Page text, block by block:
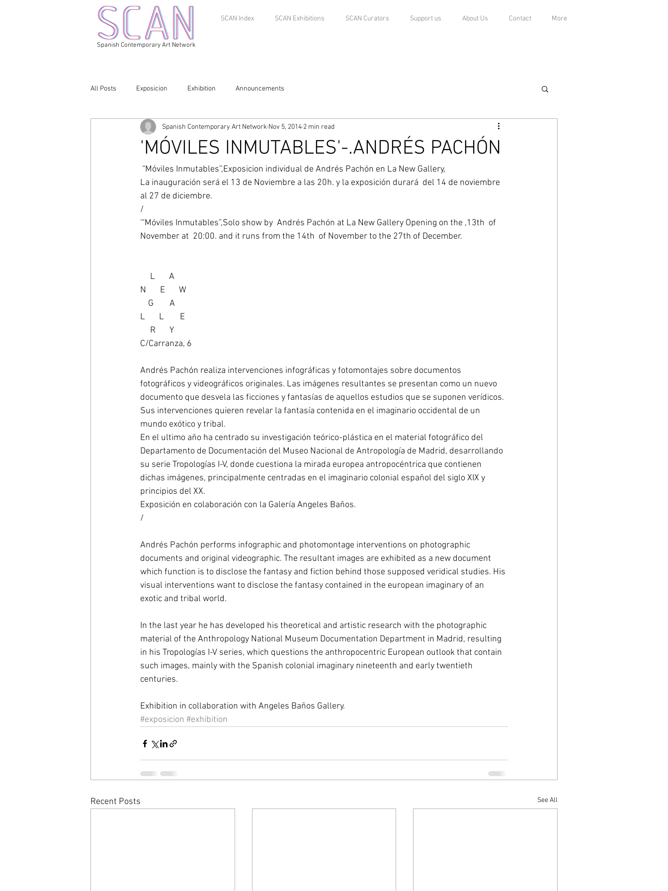
SCAN Index SCAN Exhibitions SCAN Curators Support us About Us Contact More
Spanish Contemporary Art Network
All Posts Exposicion Exhibition Announcements
'MÓVILES INMUTABLES'-.ANDRÉS PACHÓN
Spanish Contemporary Art Network Nov 5, 2014 2 min read
“Móviles Inmutables”,Exposicion individual de Andrés Pachón en La New Gallery,
La inauguración será el 13 de Noviembre a las 20h. y la exposición durará  del 14 de noviembre
al 27 de diciembre.
/
'“Móviles Inmutables”,Solo show by  Andrés Pachón at La New Gallery Opening on the ,13th  of
November at  20:00. and it runs from the 14th  of November to the 27th of December.
     L       A
N       E       W
    G        A
L       L        E
     R       Y
C/Carranza, 6
Andrés Pachón realiza intervenciones infográficas y fotomontajes sobre documentos
fotográficos y videográficos originales. Las imágenes resultantes se presentan como un nuevo
documento que desvela las ficciones y fantasías de aquellos estudios que se suponen verídicos.
Sus intervenciones quieren revelar la fantasía contenida en el imaginario occidental de un
mundo exótico y tribal.
En el ultimo año ha centrado su investigación teórico-plástica en el material fotográfico del
Departamento de Documentación del Museo Nacional de Antropología de Madrid, desarrollando
su serie Tropologías I-V, donde cuestiona la mirada europea antropocéntrica que contienen
dichas imágenes, principalmente centradas en el imaginario colonial español del siglo XIX y
principios del XX.
Exposición en colaboración con la Galería Angeles Baños.
/
Andrés Pachón performs infographic and photomontage interventions on photographic
documents and original videographic. The resultant images are exhibited as a new document
which function is to disclose the fantasy and fiction behind those supposed veridical studies. His
visual interventions want to disclose the fantasy contained in the european imaginary of an
exotic and tribal world.
In the last year he has developed his theoretical and artistic research with the photographic
material of the Anthropology National Museum Documentation Department in Madrid, resulting
in his Tropologías I-V series, which questions the anthropocentric European outlook that contain
such images, mainly with the Spanish colonial imaginary nineteenth and early twentieth
centuries.
Exhibition in collaboration with Angeles Baños Gallery.
#exposicion #exhibition
Recent Posts See All